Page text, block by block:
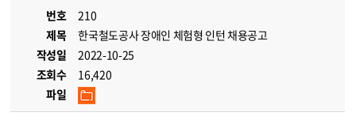
번호
210
제목
한국철도공사 장애인 체험형 인턴 채용공고
작성일
2022-10-25
조회수
16,420
파일